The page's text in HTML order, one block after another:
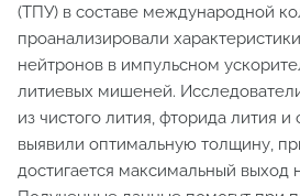
(ТПУ) в составе международной
проанализировали
нейтронов в импульсном
литиевых мишеней.
из чистого лития, фторида лития и
выявили оптимальную толщину,
достигается максимальный выход